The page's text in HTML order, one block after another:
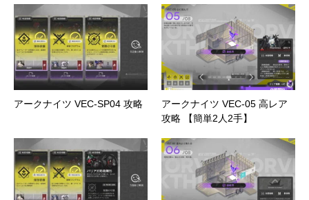
アークナイツ VEC-SP04 攻略
アークナイツ VEC-05 高レア
攻略 【簡単2人2手】